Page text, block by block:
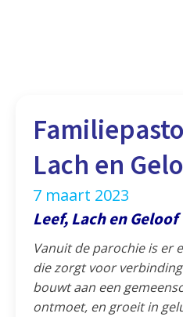
Lach en
7 maart 2023
Leef, Lach en Geloof
Vanuit de parochie is er
die zorgt voor
bouwt aan een
ontmoet, en groeit in